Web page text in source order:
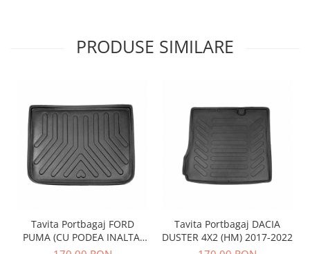
PRODUSE SIMILARE
Tavita Portbagaj FORD
PUMA (CU PODEA INALTA)
2019-
Tavita Portbagaj DACIA
DUSTER 4X2 (HM) 2017-2022